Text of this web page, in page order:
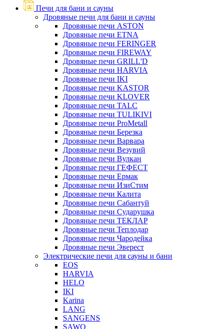
Печи для бани и сауны
Дровяные печи для бани и сауны
Дровяные печи ASTON
Дровяные печи ETNA
Дровяные печи FERINGER
Дровяные печи FIREWAY
Дровяные печи GRILL'D
Дровяные печи HARVIA
Дровяные печи IKI
Дровяные печи KASTOR
Дровяные печи KLOVER
Дровяные печи TALC
Дровяные печи TULIKIVI
Дровяные печи ProMetall
Дровяные печи Березка
Дровяные печи Варвара
Дровяные печи Везувий
Дровяные печи Вулкан
Дровяные печи ГЕФЕСТ
Дровяные печи Ермак
Дровяные печи ИзиСтим
Дровяные печи Калита
Дровяные печи Сабантуй
Дровяные печи Сударушка
Дровяные печи ТЕКЛАР
Дровяные печи Теплодар
Дровяные печи Чародейка
Дровяные печи Эверест
Электрические печи для сауны и бани
EOS
HARVIA
HELO
IKI
Karina
LANG
SANGENS
SAWO